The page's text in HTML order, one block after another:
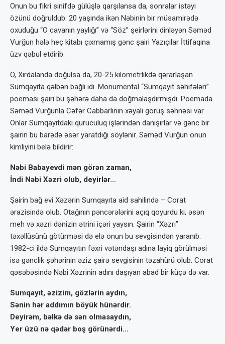
Onun bu fikri sinifdə gülüşlə qarşılansa da, sonralar istəyi
özünü doğruldub: 20 yaşında ikən Nəbinin bir müsamirədə
oxuduğu “O cavanın yaylığı” və “Söz” şeirlərini dinləyən Səməd
Vurğun hələ heç kitabı çıxmamış gənc şairi Yazıçılar İttifaqına
üzv qəbul etdirib.
O, Xırdalanda doğulsa da, 20-25 kilometrlikdə qərarlaşan
Sumqayıta qəlbən bağlı idi. Monumental “Sumqayıt səhifələri”
poeması şairi bu şəhərə daha da doğmalaşdırmışdı. Poemada
Səməd Vurğunla Cəfər Cabbarlının xəyali görüş səhnəsi var.
Onlar Sumqayıtdakı quruculuq işlərindən danışırlar və gənc bir
şairin bu barədə əsər yaratdığı söylənir. Səməd Vurğun onun
kimliyini belə bildirir:
Nəbi Babayevdi mən görən zaman,
İndi Nəbi Xəzri olub, deyirlər…
Şairin bağ evi Xəzərin Sumqayıta aid sahilində – Corat
ərazisində olub. Otağının pəncərələrini açıq qoyurdu ki, əsən
meh və xəzri dənizin ətrini içəri yaysın. Şairin “Xəzri”
təxəllüsünü götürməsi də elə onun bu sevgisindən yaranıb.
1982-ci ildə Sumqayıtın fəxri vətəndaşı adına layiq görülməsi
isə gənclik şəhərinin əziz şairə sevgisinin təzahürü olub. Corat
qəsəbəsində Nəbi Xəzrinin adını daşıyan abad bir küçə də var.
Sumqayıt, əzizim, gözlərin aydın,
Sənin hər addımın böyük hünərdir.
Deyirəm, bəlkə də sən olmasaydın,
Yer üzü nə qədər boş görünərdi…